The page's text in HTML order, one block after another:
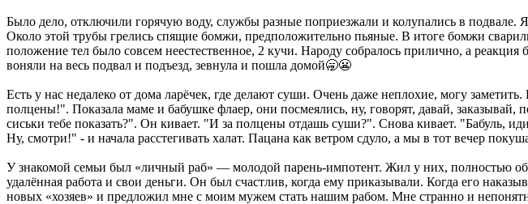
Было дело, отключили горячую воду, службы разные поприезжали и колупались в подвале.
Около этой трубы грелись спящие бомжи, предположительно пьяные. В итоге бомжи
положение тел было совсем неестественное, 2 кучи. Народу собралось прилично, а
воняли на весь подвал и подъезд, зевнула и пошла домой🥱😬
Есть у нас недалеко от дома ларёчек, где делают суши. Очень даже неплохие, могу
полцены!". Показала маме и бабушке флаер, они посмеялись, ну, говорят, давай, заказывай,
сиськи тебе показать?". Он кивает. "И за полцены отдашь суши?". Снова кивает. "Бабуль,
Ну, смотри!" - и начала расстегивать халат. Пацана как ветром сдуло, а мы в тот вечер
У знакомой семьи был «личный раб» — молодой парень-импотент. Жил у них, полностью
удалённая работа и свои деньги. Он был счастлив, когда ему приказывали. Когда его
новых «хозяев» и предложил мне с моим мужем стать нашим рабом. Мне странно и